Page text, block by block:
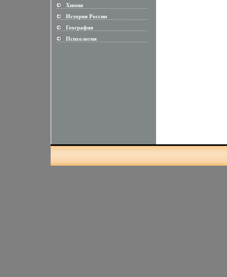
Химия
............................................................
История России
............................................................
География
............................................................
Психология
............................................................